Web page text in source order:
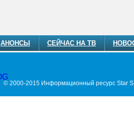
АНОНСЫ СЕЙЧАС НА ТВ
© 2000-2015 Информационный ресурс Star